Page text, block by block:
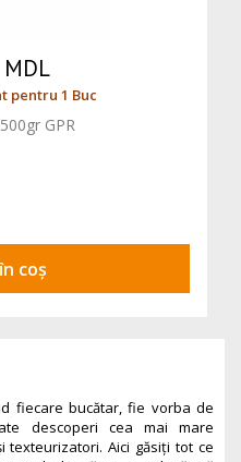
pentru 1 Buc
GPR
coș
fiecare bucătar, fie vorba de
descoperi cea mai mare
Aici găsiți tot ce